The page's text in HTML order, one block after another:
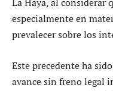
especialmente en
prevalecer sobre los
Este precedente ha
avance sin freno legal